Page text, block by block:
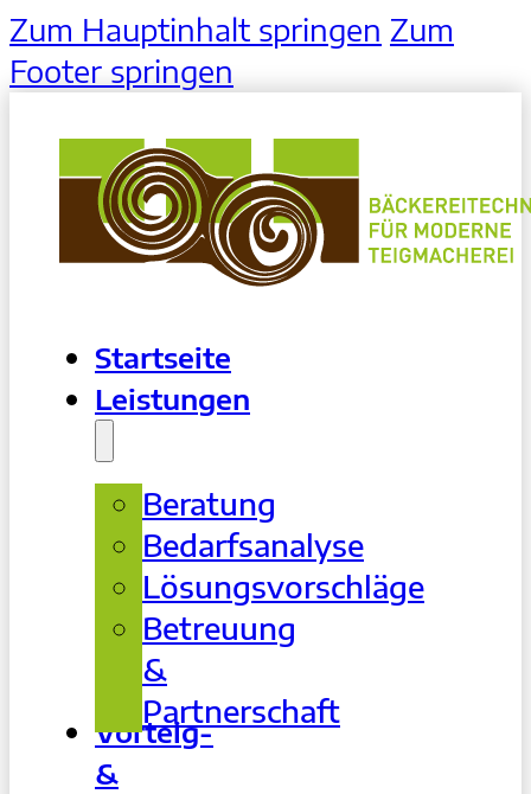
Zum Hauptinhalt springen Zum
Footer springen
Startseite
Leistungen
Beratung
Bedarfsanalyse
Lösungsvorschläge
Betreuung
&
Partnerschaft
Vorteig-
&